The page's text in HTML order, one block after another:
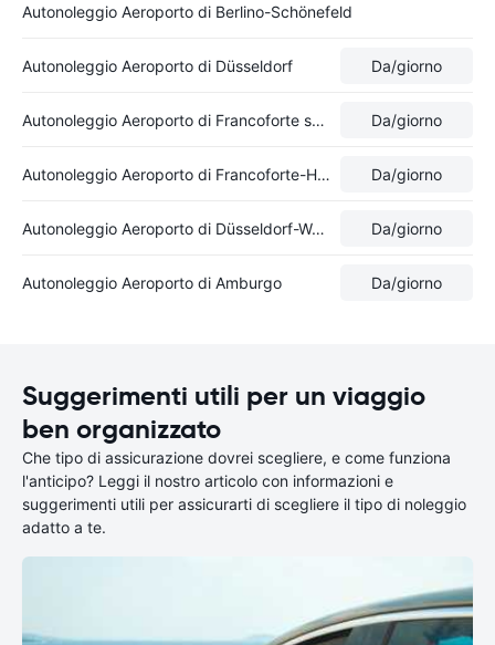
Autonoleggio Aeroporto di Berlino-Schönefeld
Autonoleggio Aeroporto di Düsseldorf Da/giorno
Autonoleggio Aeroporto di Francoforte sul Meno Da/giorno
Autonoleggio Aeroporto di Francoforte-Hahn Da/giorno
Autonoleggio Aeroporto di Düsseldorf-Weeze Da/giorno
Autonoleggio Aeroporto di Amburgo Da/giorno
Suggerimenti utili per un viaggio
ben organizzato
Che tipo di assicurazione dovrei scegliere, e come funziona
l'anticipo? Leggi il nostro articolo con informazioni e
suggerimenti utili per assicurarti di scegliere il tipo di noleggio
adatto a te.